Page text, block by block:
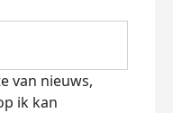
van nieuws,
ik kan